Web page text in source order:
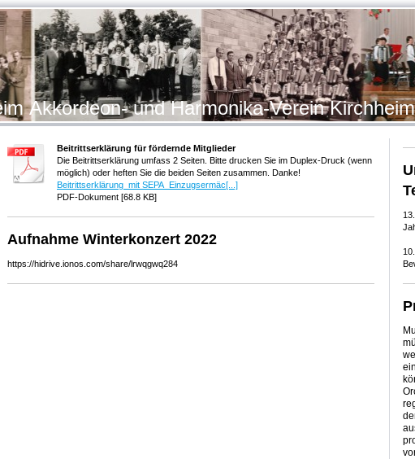
Akkordeon- und Harmonika-Verein
Beitrittserklärung für fördernde Mitglieder
Die Beitrittserklärung umfass 2 Seiten. Bitte drucken Sie im Duplex-Druck (wenn
möglich) oder heften Sie die beiden Seiten zusammen. Danke!
Beitrittserklärung_mit SEPA_Einzugsermäc[...]
PDF-Dokument [68.8 KB]
Aufnahme Winterkonzert 2022
https://hidrive.ionos.com/share/lrwqgwq284